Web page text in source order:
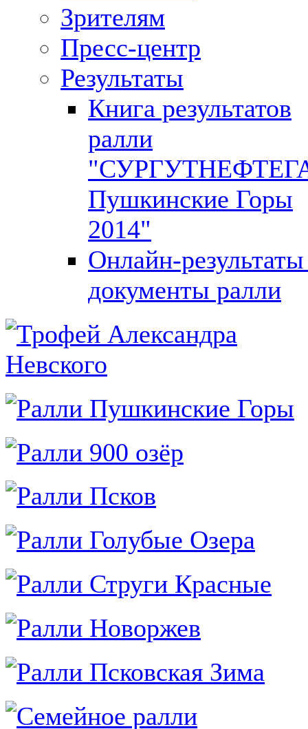
Зрителям
Пресс-центр
Результаты
Книга результатов
ралли
Пушкинские Горы
2014"
Онлайн-
документы ралли